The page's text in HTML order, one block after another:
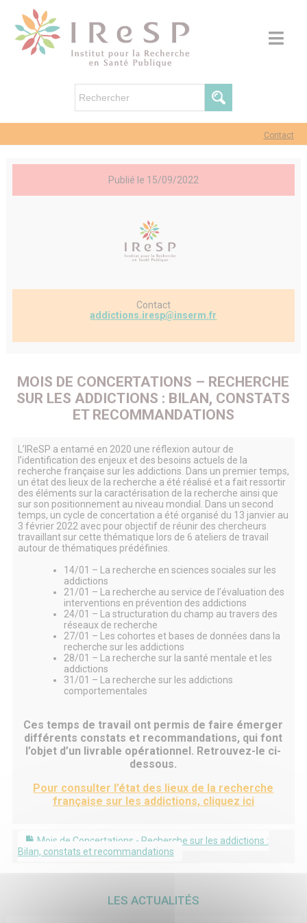
Contact
Publié le 15/09/2022
Contact
addictions.iresp@inserm.fr
MOIS DE CONCERTATIONS – RECHERCHE
SUR LES ADDICTIONS : BILAN, CONSTATS
ET RECOMMANDATIONS
L’IReSP a entamé en 2020 une réflexion autour de
l’identification des enjeux et des besoins actuels de la
recherche française sur les addictions. Dans un premier temps,
un état des lieux de la recherche a été réalisé et a fait ressortir
des éléments sur la caractérisation de la recherche ainsi que
sur son positionnement au niveau mondial. Dans un second
temps, un cycle de concertation a été organisé du 13 janvier au
3 février 2022 avec pour objectif de réunir des chercheurs
travaillant sur cette thématique lors de 6 ateliers de travail
autour de thématiques prédéfinies.
14/01 – La recherche en sciences sociales sur les
addictions
21/01 – La recherche au service de l’évaluation des
interventions en prévention des addictions
24/01 – La structuration du champ au travers des
réseaux de recherche
27/01 – Les cohortes et bases de données dans la
recherche sur les addictions
28/01 – La recherche sur la santé mentale et les
addictions
31/01 – La recherche sur les addictions
comportementales
Ces temps de travail ont permis de faire émerger
différents constats et recommandations, qui font
l’objet d’un livrable opérationnel. Retrouvez-le ci-
dessous.
Pour consulter l’état des lieux de la recherche
française sur les addictions, cliquez ici
Mois de Concertations - Recherche sur les addictions :
Bilan, constats et recommandations
LES ACTUALITÉS